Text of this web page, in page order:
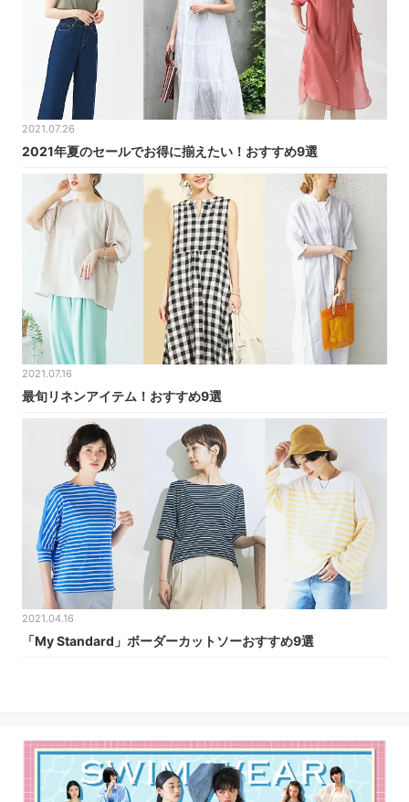
2021.07.26
2021年夏のセールでお得に揃えたい！おすすめ9選
2021.07.16
最旬リネンアイテム！おすすめ9選
2021.04.16
「My Standard」ボーダーカットソーおすすめ9選